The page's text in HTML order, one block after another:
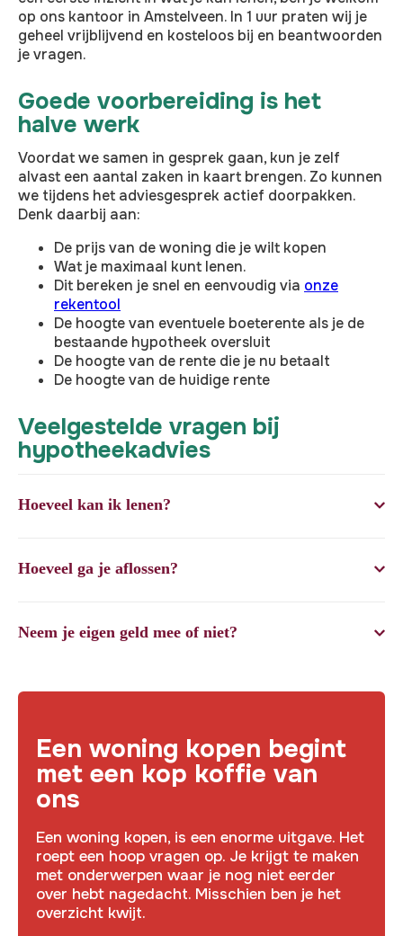
op ons kantoor in Amstelveen. In 1 uur praten wij je
geheel vrijblijvend en kosteloos bij en beantwoorden
je vragen.
Goede voorbereiding is het
halve werk
Voordat we samen in gesprek gaan, kun je zelf
alvast een aantal zaken in kaart brengen. Zo kunnen
we tijdens het adviesgesprek actief doorpakken.
Denk daarbij aan:
De prijs van de woning die je wilt kopen
Wat je maximaal kunt lenen.
Dit bereken je snel en eenvoudig via onze
rekentool
De hoogte van eventuele boeterente als je de
bestaande hypotheek oversluit
De hoogte van de rente die je nu betaalt
De hoogte van de huidige rente
Veelgestelde vragen bij
hypotheekadvies
Hoeveel kan ik lenen?
Hoeveel ga je aflossen?
Neem je eigen geld mee of niet?
Een woning kopen begint
met een kop koffie van
ons
Een woning kopen, is een enorme uitgave. Het
roept een hoop vragen op. Je krijgt te maken
met onderwerpen waar je nog niet eerder
over hebt nagedacht. Misschien ben je het
overzicht kwijt.